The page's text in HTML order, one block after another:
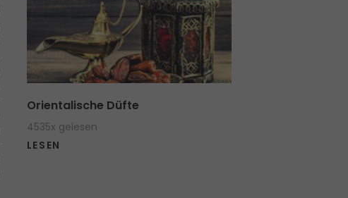
Orientalische Düfte
4535x gelesen
LESEN